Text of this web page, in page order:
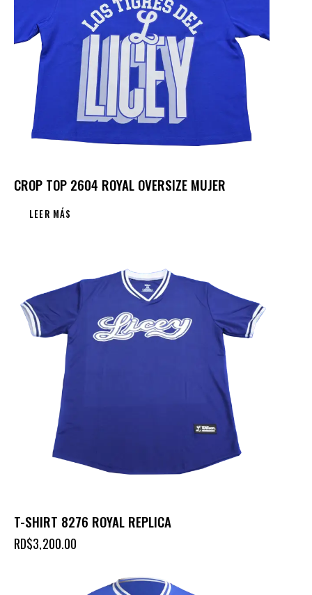
CROP TOP 2604 ROYAL OVERSIZE MUJER
LEER MÁS
T-SHIRT 8276 ROYAL REPLICA
RD$3,200.00